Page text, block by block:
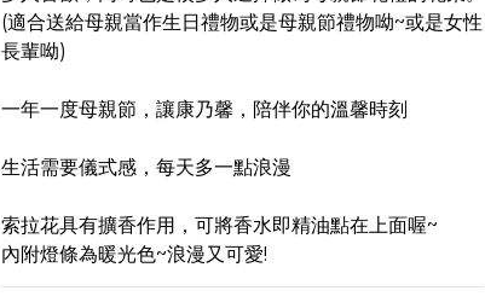
(適合送給母親當作生日禮物或是母親節禮物呦~或是女性
長輩呦)
一年一度母親節，讓康乃馨，陪伴你的溫馨時刻
生活需要儀式感，每天多一點浪漫
索拉花具有擴香作用，可將香水即精油點在上面喔~
內附燈條為暖光色~浪漫又可愛!